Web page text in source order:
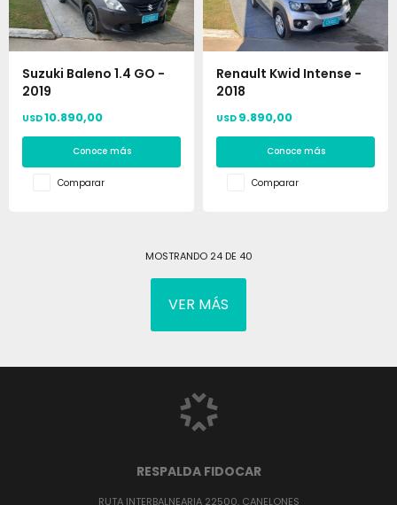
Suzuki Baleno 1.4 GO -
2019
USD10.890,00
Conoce más
Comparar
Renault Kwid Intense -
2018
USD 9.890,00
Conoce más
Comparar
MOSTRANDO 24DE 40
VER MÁS
RESPALDA FIDOCAR
RUTA INTERBALNEARIA 22500, CANELONES